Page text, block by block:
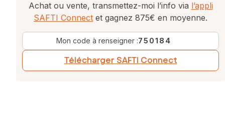
Achat ou vente, transmettez-moi l’info via l’appli
SAFTI Connect et gagnez 875€ en moyenne.
Mon code à renseigner :750184
Télécharger SAFTI Connect